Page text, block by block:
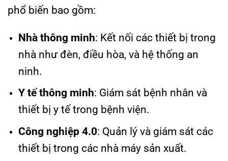
phổ biến bao gồm:
Nhà thông minh: Kết nối các thiết bị trong
nhà như đèn, điều hòa, và hệ thống an
ninh.
Y tế thông minh: Giám sát bệnh nhân và
thiết bị y tế trong bệnh viện.
Công nghiệp 4.0: Quản lý và giám sát các
thiết bị trong các nhà máy sản xuất.